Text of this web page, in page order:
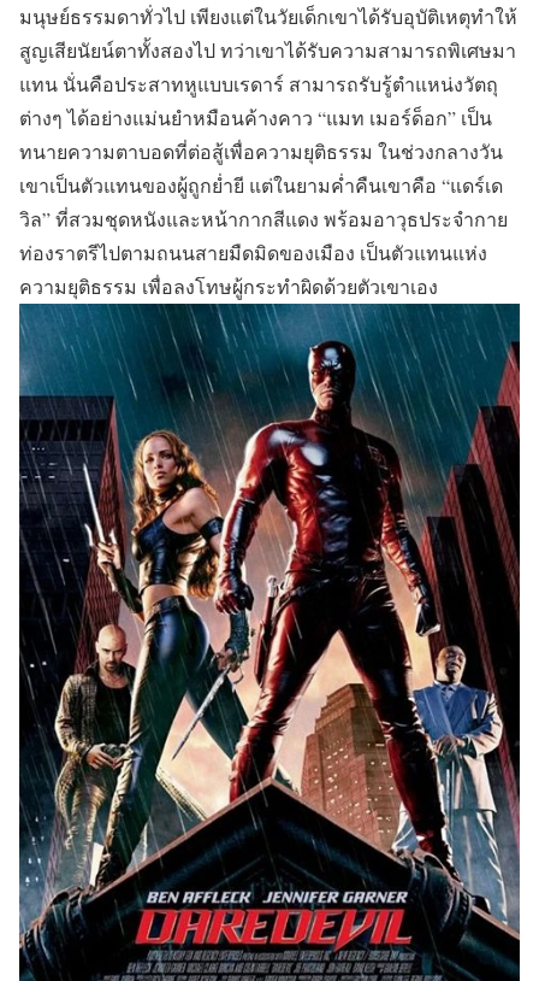
มนุษย์ธรรมดาทั่วไป เพียงแต่ในวัยเด็กเขาได้รับอุบัติเหตุทำให้
สูญเสียนัยน์ตาทั้งสองไป ทว่าเขาได้รับความสามารถพิเศษมา
แทน นั่นคือประสาทหูแบบเรดาร์ สามารถรับรู้ตำแหน่งวัตถุ
ต่างๆ ได้อย่างแม่นยำหมือนค้างคาว “แมท เมอร์ด็อก” เป็น
ทนายความตาบอดที่ต่อสู้เพื่อความยุติธรรม ในช่วงกลางวัน
เขาเป็นตัวแทนของผู้ถูกย่ำยี แต่ในยามค่ำคืนเขาคือ “แดร์เด
วิล” ที่สวมชุดหนังและหน้ากากสีแดง พร้อมอาวุธประจำกาย
ท่องราตรีไปตามถนนสายมืดมิดของเมือง เป็นตัวแทนแห่ง
ความยุติธรรม เพื่อลงโทษผู้กระทำผิดด้วยตัวเขาเอง